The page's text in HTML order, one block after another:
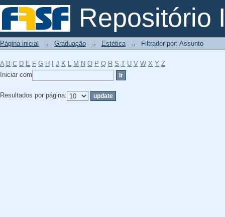
Repositório
Filtrador por: Assunto
Página inicial → Graduação → Estética → Filtrador por: Assunto
A B C D E F G H J K L M N O P Q R S T U V W X Y Z
Iniciar com
Resultados por página: